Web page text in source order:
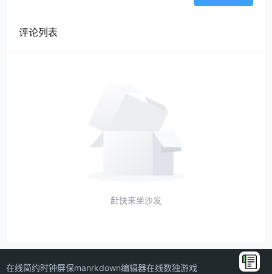
评论列表
赶快来坐沙发
在线简约时钟屏保manrkdown编辑器在线数独游戏